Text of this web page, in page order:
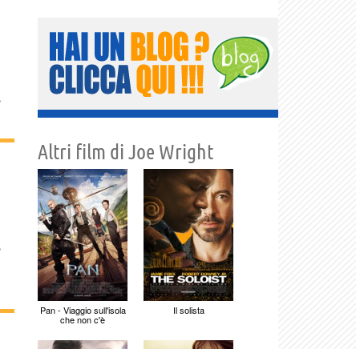
Altri film di Joe Wright
Pan - Viaggio sull'isola
che non c'è
Il solista